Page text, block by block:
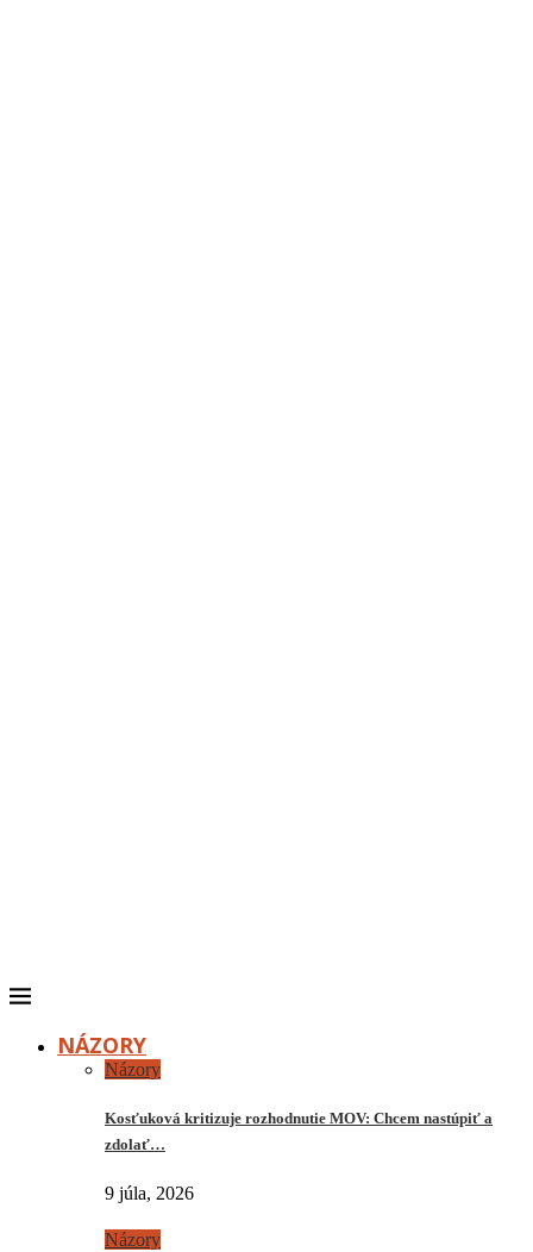
NÁZORY
Názory
Kosťuková kritizuje rozhodnutie MOV: Chcem nastúpiť a
zdolať…
9 júla, 2026
Názory